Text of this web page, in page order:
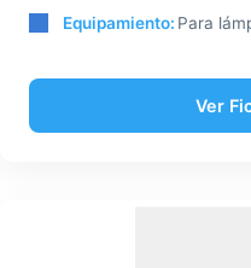
Equipamiento: Para
Ver